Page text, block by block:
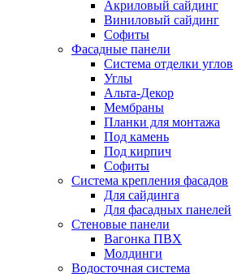
Акриловый сайдинг
Виниловый сайдинг
Софиты
Фасадные панели
Система отделки углов
Углы
Альта-Декор
Мембраны
Планки для монтажа
Под камень
Под кирпич
Софиты
Система крепления фасадов
Для сайдинга
Для фасадных панелей
Стеновые панели
Вагонка ПВХ
Молдинги
Водосточная система